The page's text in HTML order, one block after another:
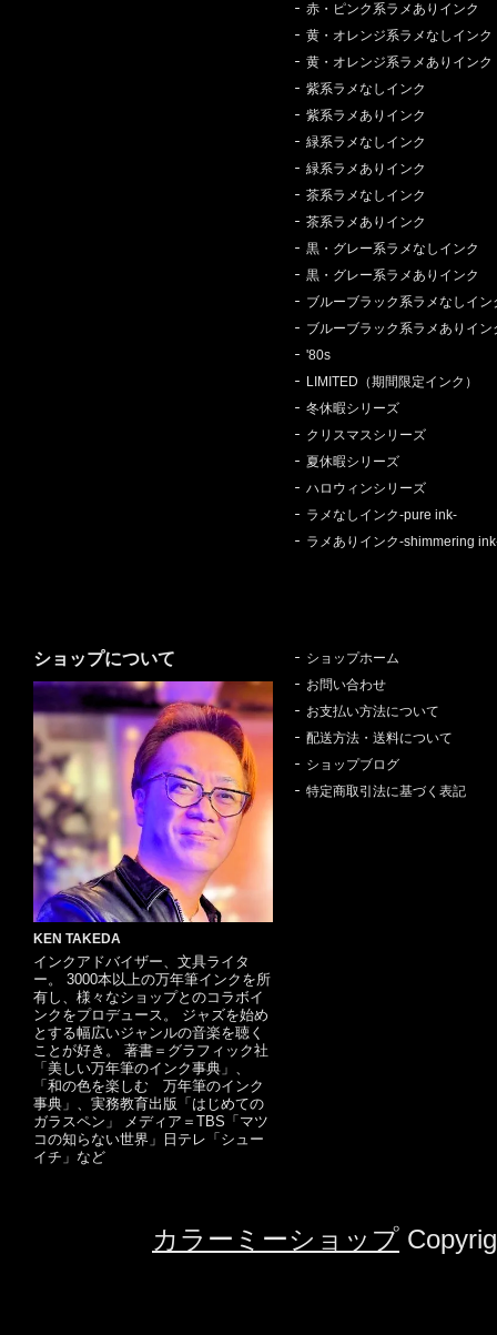
赤・ピンク系ラメありインク
黄・オレンジ系ラメなしインク
黄・オレンジ系ラメありインク
紫系ラメなしインク
紫系ラメありインク
緑系ラメなしインク
緑系ラメありインク
茶系ラメなしインク
茶系ラメありインク
黒・グレー系ラメなしインク
黒・グレー系ラメありインク
ブルーブラック系ラメなしイン
ブルーブラック系ラメありイン
'80s
LIMITED（期間限定インク）
冬休暇シリーズ
クリスマスシリーズ
夏休暇シリーズ
ハロウィンシリーズ
ラメなしインク-pure ink-
ラメありインク-shimmering
ショップについて
KEN TAKEDA
インクアドバイザー、文具ライタ
ー。 3000本以上の万年筆インクを所
有し、様々なショップとのコラボイ
ンクをプロデュース。 ジャズを始め
とする幅広いジャンルの音楽を聴く
ことが好き。 著書＝グラフィック社
「美しい万年筆のインク事典」、
「和の色を楽しむ 万年筆のインク
事典」、実務教育出版「はじめての
ガラスペン」 メディア＝TBS「マツ
コの知らない世界」日テレ「シュー
イチ」など
ショップホーム
お問い合わせ
お支払い方法について
配送方法・送料について
ショップブログ
特定商取引法に基づく表記
カラーミーショップ